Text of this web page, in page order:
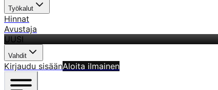
Työkalut
Hinnat
Avustaja
UUSI
Vahdit
Kirjaudu sisäänAloita ilmainen